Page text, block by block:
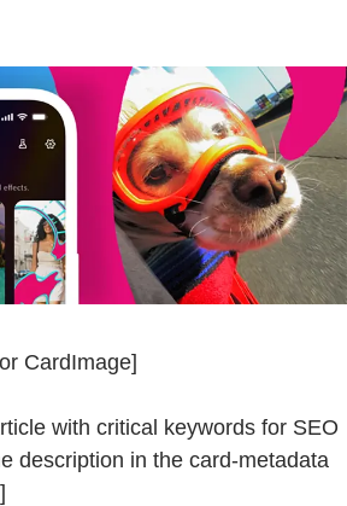
CardImage]
with critical keywords for SEO
description in the card-metadata